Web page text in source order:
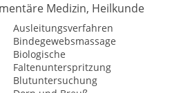
Medizin, Heilkunde
Ausleitungsverfahren
Bindegewebsmassage
Biologische
Faltenunterspritzung
Blutuntersuchung